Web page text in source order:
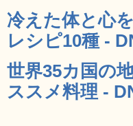
冷えた体と心
レシピ10種 -
世界35カ国の
ススメ料理 -